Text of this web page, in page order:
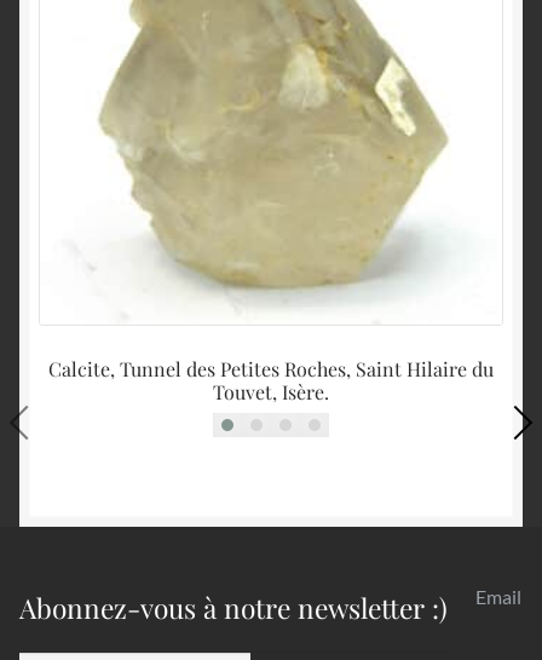
Calcite, Tunnel des Petites Roches, Saint Hilaire du
Touvet, Isère.
Abonnez-vous à notre newsletter :) Email